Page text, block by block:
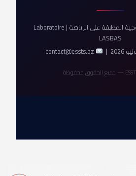
مختبر العلوم البيولوجية المطبقة على الرياضة | Laboratoire
LASBAS